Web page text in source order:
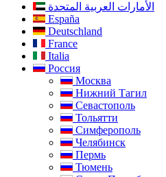
الأمارات العربية المتحدة
España
Deutschland
France
Italia
Россия
Москва
Нижний Тагил
Севастополь
Тольятти
Симферополь
Челябинск
Пермь
Тюмень